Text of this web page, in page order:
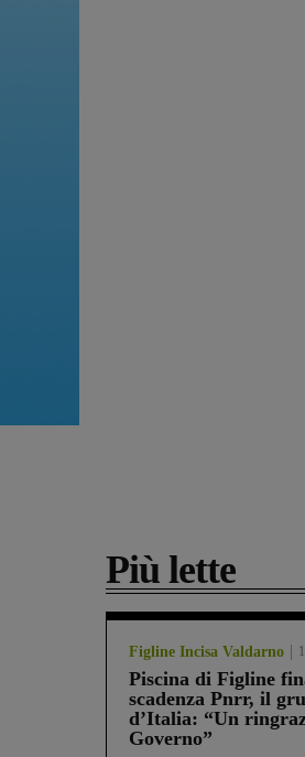
Più lette
Figline Incisa Valdarno
Piscina di Figline
scadenza Pnrr, il
d’Italia: “Un
Governo”